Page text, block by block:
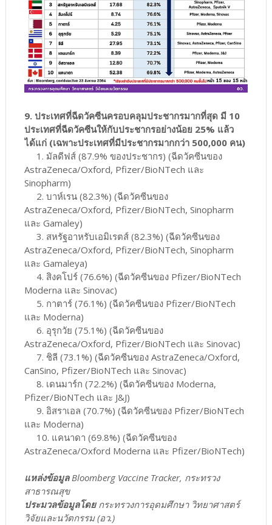
9. ประเทศที่ฉีดวัคซีนครอบคลุมประชากรมากที่สุด มี 10
ประเทศที่ฉีดวัคซีนให้กับประชากรอย่างน้อย 25% แล้ว
ได้แก่ (เฉพาะประเทศที่มีประชากรมากกว่า 500,000 คน)
1. มัลดีฟส์ (87.9% ของประชากร) (ฉีดวัคซีนของ
AstraZeneca/Oxford, Pfizer/BioNTech และ
Sinopharm)
2. บาห์เรน (82.3%) (ฉีดวัคซีนของ
AstraZeneca/Oxford, Pfizer/BioNTech, Sinopharm
และ Gamaley)
3. สหรัฐอาหรับเอมิเรตส์ (82.3%) (ฉีดวัคซีนของ
AstraZeneca/Oxford, Pfizer/BioNTech, Sinopharm
และ Gamaleya)
4. สิงคโปร์ (76.6%) (ฉีดวัคซีนของ Pfizer/BioNTech
Moderna และ Sinovac)
5. กาตาร์ (76.1%) (ฉีดวัคซีนของ Pfizer/BioNTech
และ Moderna)
6. อุรุกวัย (75.1%) (ฉีดวัคซีนของ
AstraZeneca/Oxford, Pfizer/BioNTech และ Sinovac)
7. ชิลี (73.1%) (ฉีดวัคซีนของ AstraZeneca/Oxford,
CanSino, Pfizer/BioNTech และ Sinovac)
8. เดนมาร์ก (72.2%) (ฉีดวัคซีนของ Moderna,
Pfizer/BioNTech และ J&J)
9. อิสราเอล (70.7%) (ฉีดวัคซีนของ Pfizer/BioNTech
และ Moderna)
10. แคนาดา (69.8%) (ฉีดวัคซีนของ
AstraZeneca/Oxford Moderna และ Pfizer/BioNTech)
แหล่งข้อมูลBloomberg Vaccine Tracker, กระทรวง
สาธารณสุข
ประมวลข้อมูลโดยกระทรวงการอุดมศึกษา วิทยาศาสตร์
วิจัยและนวัตกรรม (อว.)